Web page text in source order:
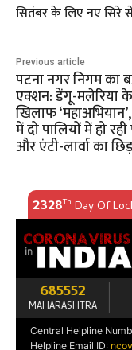
सितंबर के लिए नए सिरे
Previous article
पटना नगर निगम का
एक्शन: डेंगू-मलेरिया के
खिलाफ ‘महाअभियान’,
में दो पालियों में हो
और एंटी-लार्वा का